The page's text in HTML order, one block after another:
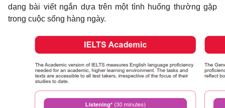
dạng bài viết ngắn dựa trên một tình huống thường gặp
trong cuộc sống hàng ngày.